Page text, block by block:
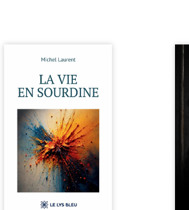
Nina et Pierre se sont
presque par hasard, et se sont
aimés simplement, persuadés
que la présence de l’autre
suffirait. Ils mènent une
existence modeste, rythmée
par le travail, la fatigue et les
silences. La mort de la mère de
Nina, chez qui ils vivent,
fragilise un équilibre déjà
précaire. Puis vient la
naissance de leur enfant, et le
basculement. ...
la
ont
la